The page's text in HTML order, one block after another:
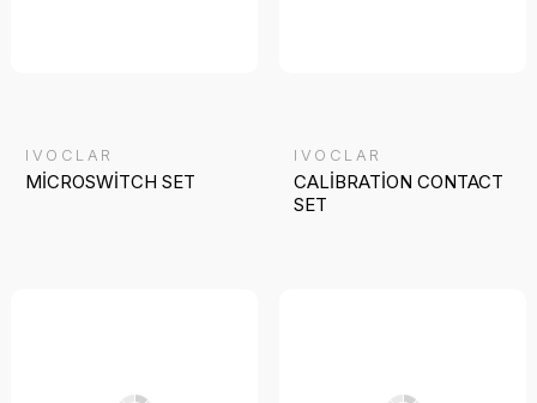
IVOCLAR
MİCROSWİTCH SET
IVOCLAR
CALİBRATİON CONTACT
SET